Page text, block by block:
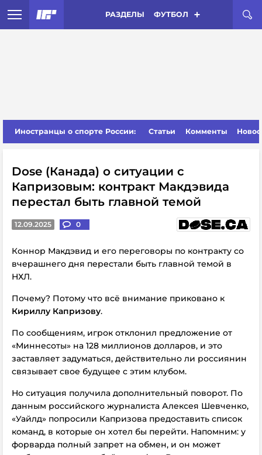
РАЗДЕЛЫ ФУТБОЛ
Иностранцы о спорте России: Статьи Комменты
Dose (Канада) о ситуации с
Капризовым: контракт Макдэвида
перестал быть главной темой
12.09.2025 0
Коннор Макдэвид и его переговоры по контракту со
вчерашнего дня перестали быть главной темой в
НХЛ.
Почему? Потому что всё внимание приковано к
Кириллу Капризову.
По сообщениям, игрок отклонил предложение от
«Миннесоты» на 128 миллионов долларов, и это
заставляет задуматься, действительно ли россиянин
связывает свое будущее с этим клубом.
Но ситуация получила дополнительный поворот. По
данным российского журналиста Алексея Шевченко,
«Уайлд» попросили Капризова предоставить список
команд, в которые он хотел бы перейти. Напомним: у
форварда полный запрет на обмен, и он может